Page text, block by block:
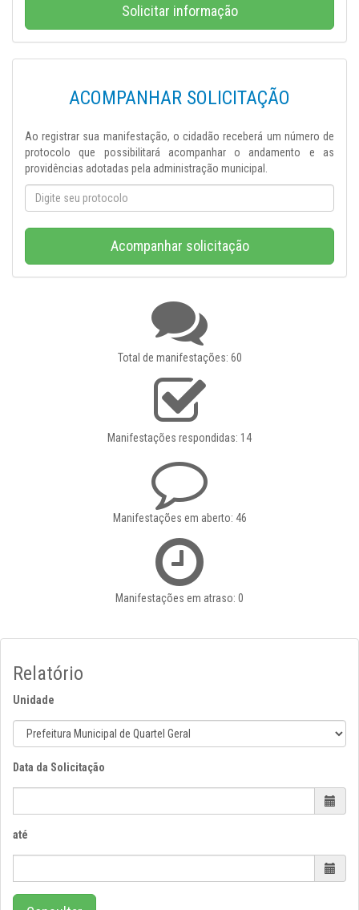
Solicitar informação
ACOMPANHAR SOLICITAÇÃO
Ao registrar sua manifestação, o cidadão receberá um número de
protocolo que possibilitará acompanhar o andamento e as
providências adotadas pela administração municipal.
Acompanhar solicitação
Total de manifestações: 60
Manifestações respondidas: 14
Manifestações em aberto: 46
Manifestações em atraso: 0
Relatório
Unidade
Data da Solicitação
até